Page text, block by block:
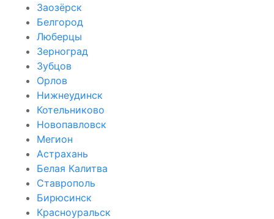
Заозёрск
Белгород
Люберцы
Зерноград
Зубцов
Орлов
Нижнеудинск
Котельниково
Новопавловск
Мегион
Астрахань
Белая Калитва
Ставрополь
Бирюсинск
Красноуральск